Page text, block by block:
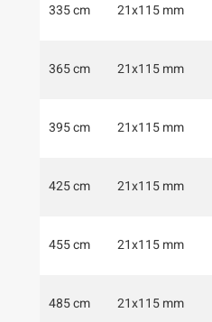
335 cm 21x115 mm
365 cm 21x115 mm
395 cm 21x115 mm
425 cm 21x115 mm
455 cm 21x115 mm
485 cm 21x115 mm